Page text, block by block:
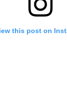
this post on